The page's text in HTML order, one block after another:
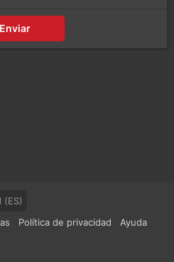
Enviar
(ES)
Política de privacidad
Ayuda